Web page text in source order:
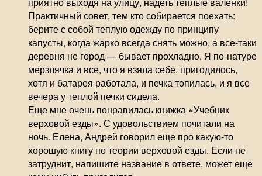
Практичный совет, тем кто собирается поехать:
берите с собой теплую одежду по принципу
капусты, когда жарко всегда снять можно, а все-таки
деревня не город — бывает прохладно. Я по-натуре
мерзлячка и все, что я взяла себе, пригодилось,
хотя и батарея работала, и печка топилась, и я все
вечера у теплой печки сидела.
Еще мне очень понравилась книжка «Учебник
верховой езды». С удовольствием почитали на
ночь. Елена, Андрей говорил еще про какую-то
хорошую книгу по теории верховой езды. Если не
затруднит, напишите название в ответе, может еще